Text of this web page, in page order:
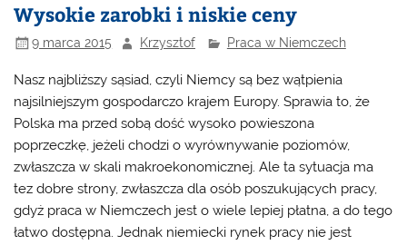
Wysokie zarobki i niskie ceny
9 marca 2015 Krzysztof Praca w Niemczech
Nasz najbliższy sąsiad, czyli Niemcy są bez wątpienia
najsilniejszym gospodarczo krajem Europy. Sprawia to, że
Polska ma przed sobą dość wysoko powieszona
poprzeczkę, jeżeli chodzi o wyrównywanie poziomów,
zwłaszcza w skali makroekonomicznej. Ale ta sytuacja ma
tez dobre strony, zwłaszcza dla osób poszukujących pracy,
gdyż praca w Niemczech jest o wiele lepiej płatna, a do tego
łatwo dostępna. Jednak niemiecki rynek pracy nie jest